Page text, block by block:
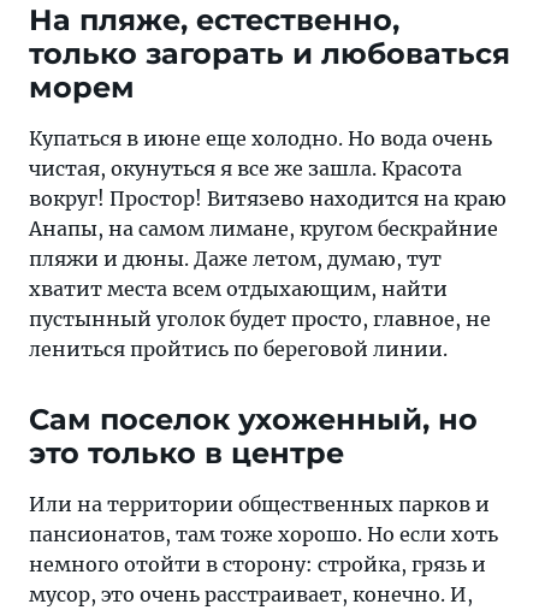
На пляже, естественно,
только загорать и любоваться
морем
Купаться в июне еще холодно. Но вода очень
чистая, окунуться я все же зашла. Красота
вокруг! Простор! Витязево находится на краю
Анапы, на самом лимане, кругом бескрайние
пляжи и дюны. Даже летом, думаю, тут
хватит места всем отдыхающим, найти
пустынный уголок будет просто, главное, не
лениться пройтись по береговой линии.
Сам поселок ухоженный, но
это только в центре
Или на территории общественных парков и
пансионатов, там тоже хорошо. Но если хоть
немного отойти в сторону: стройка, грязь и
мусор, это очень расстраивает, конечно. И,